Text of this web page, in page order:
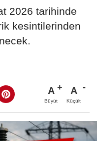
2026 tarihinde
kesintilerinden
A
Büyüt
A
Küçült